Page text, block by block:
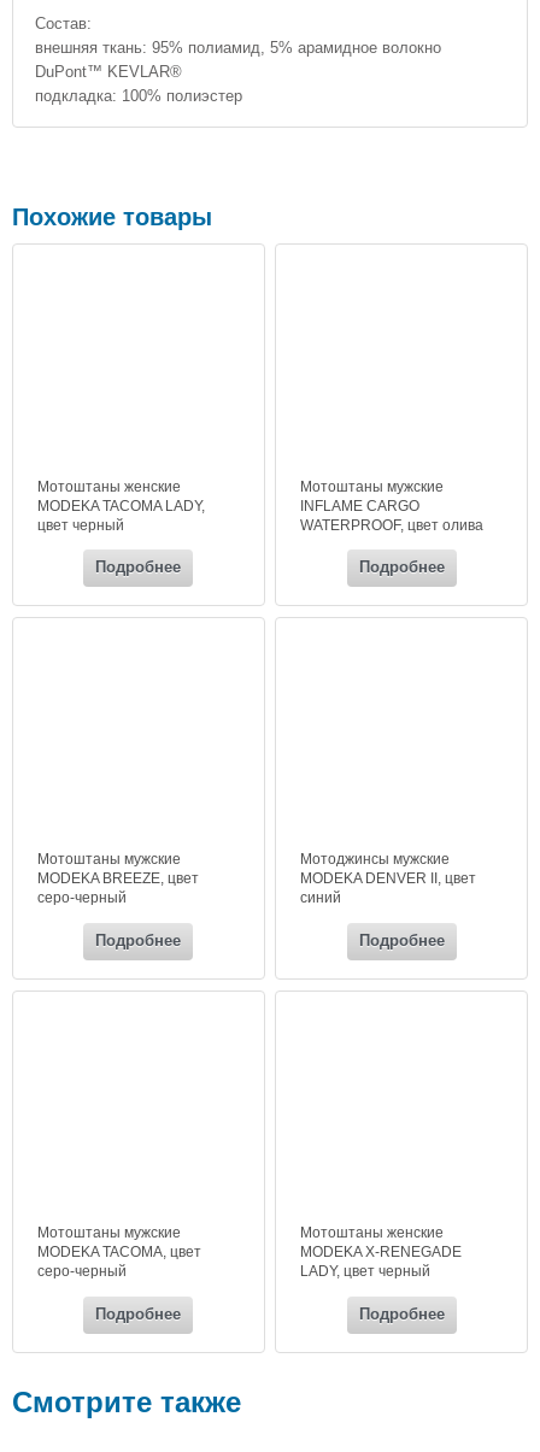
Состав:
внешняя ткань: 95% полиамид, 5% арамидное волокно
DuPont™ KEVLAR®
подкладка: 100% полиэстер
Похожие товары
Мотоштаны женские
MODEKA TACOMA LADY,
цвет черный
Подробнее
Мотоштаны мужские
INFLAME CARGO
WATERPROOF, цвет олива
Подробнее
Мотоштаны мужские
MODEKA BREEZE, цвет
серо-черный
Подробнее
Мотоджинсы мужские
MODEKA DENVER II, цвет
синий
Подробнее
Мотоштаны мужские
MODEKA TACOMA, цвет
серо-черный
Подробнее
Мотоштаны женские
MODEKA X-RENEGADE
LADY, цвет черный
Подробнее
Смотрите также